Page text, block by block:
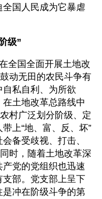
国人民成为它暴虐
级”
全国全面开展土地改
动无田的农民斗争有
私自利、为所欲
土地改革总路线中
村广泛划分阶级、定
上“地、富、反、坏”
备受歧视、打击、
时，随着土地改革深
党的党组织也迅速
部。党支部上呈下
冲在阶级斗争的第